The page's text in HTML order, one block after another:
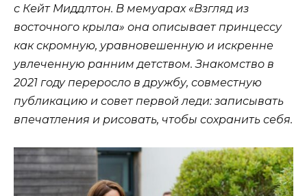
с Кейт Миддлтон. В мемуарах «Взгляд из
восточного крыла» она описывает принцессу
как скромную, уравновешенную и искренне
увлеченную ранним детством. Знакомство в
2021 году переросло в дружбу, совместную
публикацию и совет первой леди: записывать
впечатления и рисовать, чтобы сохранить себя.